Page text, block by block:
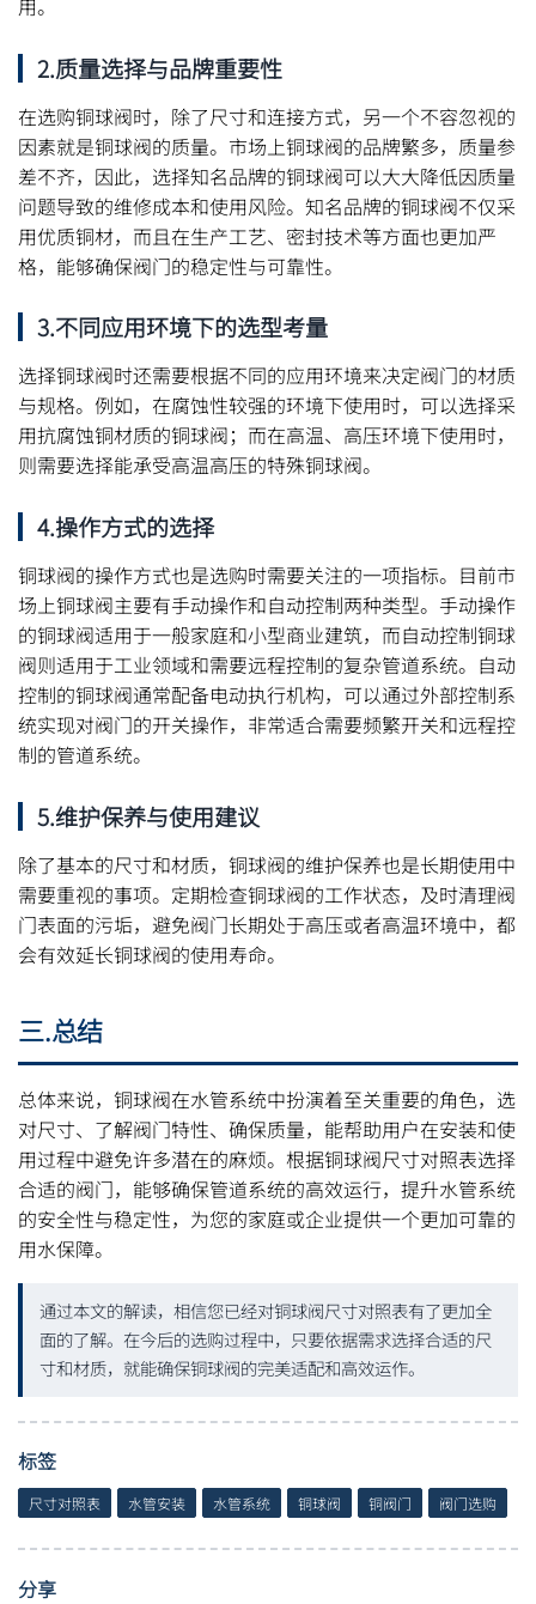
用。
2.质量选择与品牌重要性
在选购铜球阀时，除了尺寸和连接方式，另一个不容忽视的
因素就是铜球阀的质量。市场上铜球阀的品牌繁多，质量参
差不齐，因此，选择知名品牌的铜球阀可以大大降低因质量
问题导致的维修成本和使用风险。知名品牌的铜球阀不仅采
用优质铜材，而且在生产工艺、密封技术等方面也更加严
格，能够确保阀门的稳定性与可靠性。
3.不同应用环境下的选型考量
选择铜球阀时还需要根据不同的应用环境来决定阀门的材质
与规格。例如，在腐蚀性较强的环境下使用时，可以选择采
用抗腐蚀铜材质的铜球阀；而在高温、高压环境下使用时，
则需要选择能承受高温高压的特殊铜球阀。
4.操作方式的选择
铜球阀的操作方式也是选购时需要关注的一项指标。目前市
场上铜球阀主要有手动操作和自动控制两种类型。手动操作
的铜球阀适用于一般家庭和小型商业建筑，而自动控制铜球
阀则适用于工业领域和需要远程控制的复杂管道系统。自动
控制的铜球阀通常配备电动执行机构，可以通过外部控制系
统实现对阀门的开关操作，非常适合需要频繁开关和远程控
制的管道系统。
5.维护保养与使用建议
除了基本的尺寸和材质，铜球阀的维护保养也是长期使用中
需要重视的事项。定期检查铜球阀的工作状态，及时清理阀
门表面的污垢，避免阀门长期处于高压或者高温环境中，都
会有效延长铜球阀的使用寿命。
三.总结
总体来说，铜球阀在水管系统中扮演着至关重要的角色，选
对尺寸、了解阀门特性、确保质量，能帮助用户在安装和使
用过程中避免许多潜在的麻烦。根据铜球阀尺寸对照表选择
合适的阀门，能够确保管道系统的高效运行，提升水管系统
的安全性与稳定性，为您的家庭或企业提供一个更加可靠的
用水保障。
通过本文的解读，相信您已经对铜球阀尺寸对照表有了更加全
面的了解。在今后的选购过程中，只要依据需求选择合适的尺
寸和材质，就能确保铜球阀的完美适配和高效运作。
标签
尺寸对照表 水管安装 水管系统 铜球阀 铜阀门 阀门选购
分享